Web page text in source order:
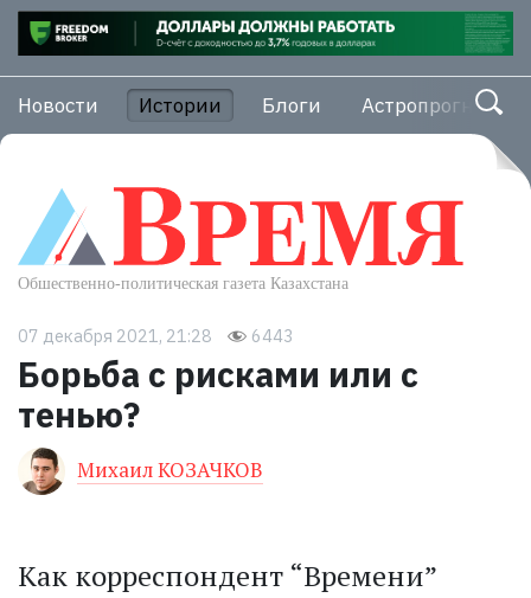
Новости Истории Блоги Астропрогноз
07 декабря 2021, 21:28 6443
Борьба с рисками или с
тенью?
Михаил КОЗАЧКОВ
Как корреспондент “Времени”